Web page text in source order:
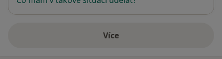
Víceo adrese